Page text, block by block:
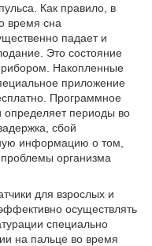
Как правило, в
время сна
падает и
Это состояние
Накопленные
приложение
Программное
определяет периоды во
сбой
информацию о том,
организма
для взрослых и
осуществлять
специально
на пальце во время